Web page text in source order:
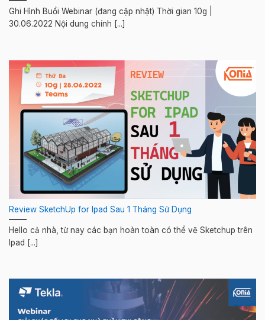
Ghi Hình Buổi Webinar (đang cập nhật) Thời gian 10g |
30.06.2022 Nội dung chính [...]
Review SketchUp for Ipad Sau 1 Tháng Sử Dụng
Hello cả nhà, từ nay các bạn hoàn toàn có thể vẽ Sketchup trên
Ipad [...]